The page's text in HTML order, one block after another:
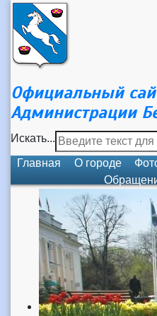
Официальный
Администрации
Искать...
Главная
О городе